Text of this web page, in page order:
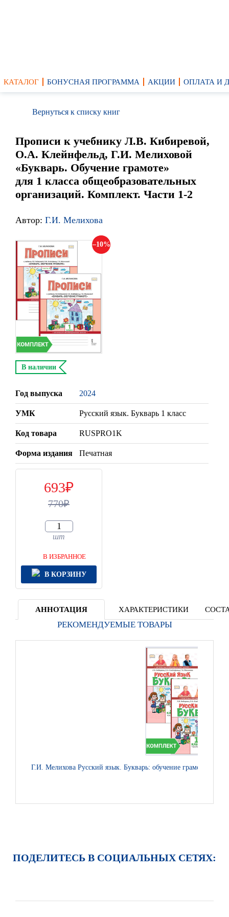
КАТАЛОГ БОНУСНАЯ ПРОГРАММА АКЦИИ ОПЛАТА И
Вернуться к списку книг
Прописи к учебнику Л.В. Кибиревой,
О.А. Клейнфельд, Г.И. Мелиховой
«Букварь. Обучение грамоте»
для 1 класса общеобразовательных
организаций. Комплект. Части 1-2
Автор: Г.И. Мелихова
10
В наличии
Год выпуска 2024
УМК Русский язык. Букварь 1 класс
Код товара RUSPRO1K
Форма издания Печатная
693
770
шт
В ИЗБРАННОЕ
В КОРЗИНУ
АННОТАЦИЯ ХАРАКТЕРИСТИКИ
РЕКОМЕНДУЕМЫЕ ТОВАРЫ
Г.И. Мелихова Русский язык. Букварь: обучение грамоте:
ПОДЕЛИТЕСЬ В СОЦИАЛЬНЫХ СЕТЯХ: